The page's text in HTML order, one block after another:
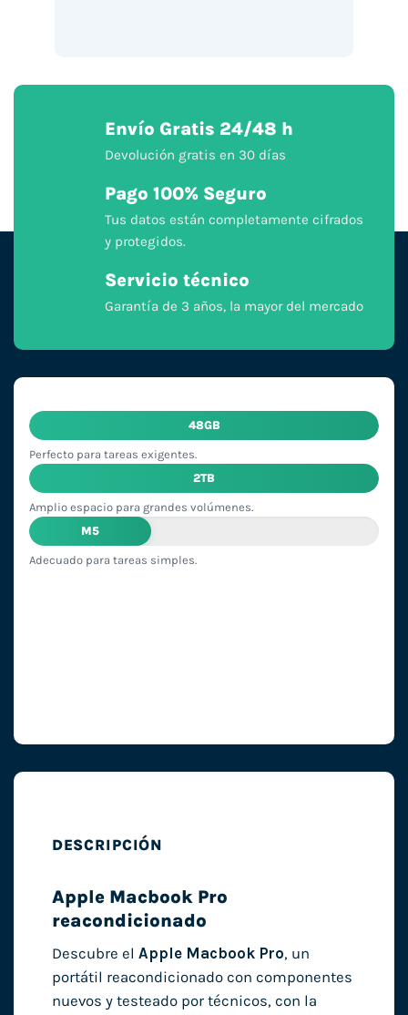
Envío Gratis 24/48 h
Devolución gratis en 30 días
Pago 100% Seguro
Tus datos están completamente cifrados
y protegidos.
Servicio técnico
Garantía de 3 años, la mayor del mercado
48GB
Perfecto para tareas exigentes.
2TB
Amplio espacio para grandes volúmenes.
M5
Adecuado para tareas simples.
DESCRIPCIÓN
Apple Macbook Pro
reacondicionado
Descubre el Apple Macbook Pro, un
portátil reacondicionado con componentes
nuevos y testeado por técnicos, con la